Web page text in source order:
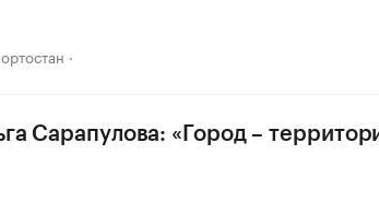
Сарапулова: «Город –